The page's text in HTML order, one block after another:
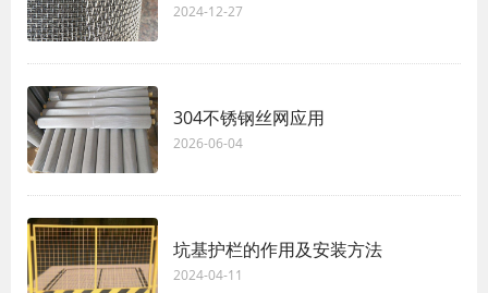
2024-12-27
304不锈钢丝网应用
2026-06-04
坑基护栏的作用及安装方法
2024-04-11